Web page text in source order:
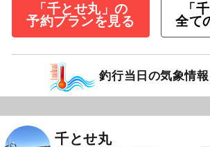
「千とせ丸」の
予約プランを見る
「
全て
釣行当日の気象情
千とせ丸